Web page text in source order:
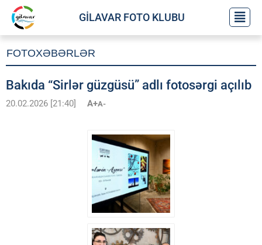
GİLAVAR FOTO KLUBU
FOTOXƏBƏRLƏR
Bakıda “Sirlər güzgüsü” adlı fotosərgi açılıb
20.02.2026 [21:40] A+A-